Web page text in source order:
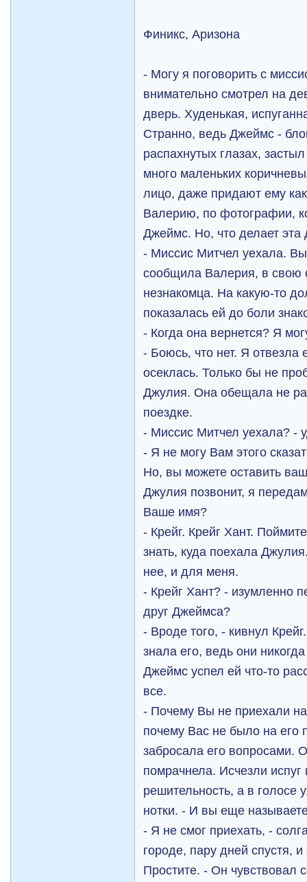
Финикс, Аризона
- Могу я поговорить с
внимательно смотрел на
дверь. Худенькая,
Странно, ведь Джеймс -
распахнутых глазах,
много маленьких
лицо, даже придают ему
Валерию, по фотографии,
Джеймс. Но, что делает
- Миссис Митчел уехала.
сообщила Валерия, в свою
незнакомца. На какую-то
показалась ей до боли
- Когда она вернется? Я
- Боюсь, что нет. Я отвезла
осеклась. Только бы не
Джулия. Она обещала не
поездке.
- Миссис Митчел уехала? -
- Я не могу Вам этого
Но, вы можете оставить
Джулия позвонит, я
Ваше имя?
- Крейг. Крейг Хант.
знать, куда поехала
нее, и для меня.
- Крейг Хант? - изумленно
друг Джеймса?
- Вроде того, - кивнул
знала его, ведь они
Джеймс успел ей что-то
все.
- Почему Вы не приехали
почему Вас не было на его
забросала его вопросами.
помрачнела. Исчезли
решительность, а в голосе
нотки. - И вы еще
- Я не смог приехать, -
городе, пару дней спустя,
Простите. - Он чувствовал